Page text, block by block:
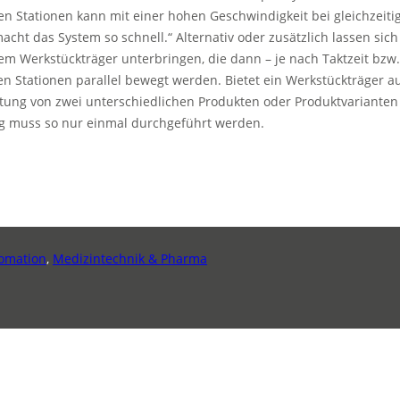
Stationen kann mit einer hohen Geschwindigkeit bei
das System so schnell.“ Alternativ oder zusätzlich lassen
Werkstückträger unterbringen, die dann – je nach Taktzeit
Stationen parallel bewegt werden. Bietet ein Werkstückträger
von zwei unterschiedlichen Produkten oder
so nur einmal durchgeführt werden.
, Medizintechnik & Pharma